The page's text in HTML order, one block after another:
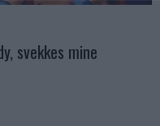
svekkes mine